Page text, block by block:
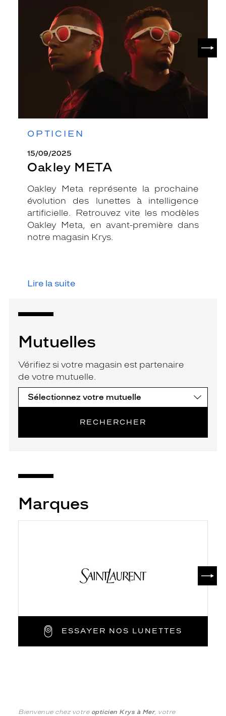
OPTICIEN
15/09/2025
Oakley META
Oakley Meta représente la prochaine
évolution des lunettes à intelligence
artificielle. Retrouvez vite les modèles
Oakley Meta, en avant-première dans
notre magasin Krys.
Lire la suite
Mutuelles
Vérifiez si votre magasin est partenaire
de votre mutuelle.
RECHERCHER
Marques
ESSAYER NOS LUNETTES
Bienvenue chez votre opticien Krys à Mer, votre